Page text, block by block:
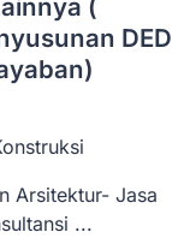
(
DED
Arsitektur- Jasa
...